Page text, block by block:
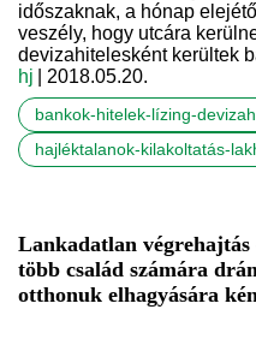
időszaknak, a hónap
veszély, hogy utcára
devizahitelesként kerültek
hj
| 2018.05.20.
bankok-hitelek-lízing-
hajléktalanok-kilakoltatás-
Lankadatlan végrehajtás
több család számára
otthonuk elhagyására